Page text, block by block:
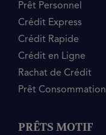
Prêt Personnel
Crédit Express
Crédit Rapide
Crédit en Ligne
Rachat de Crédit
Prêt Consommation
PRÊTS MOTIF